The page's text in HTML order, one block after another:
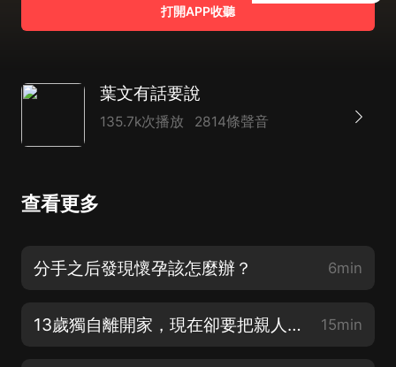
打開APP收聽
葉文有話要說
135.7k次播放 2814條聲音
查看更多
分手之后發現懷孕該怎麼辦？ 6min
13歲獨自離開家，現在卻要把親人告上法庭 15min